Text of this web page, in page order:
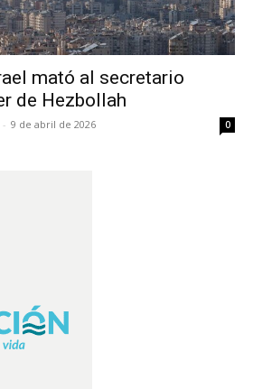
mató al secretario
de Hezbollah
- 9 de abril de 2026 0